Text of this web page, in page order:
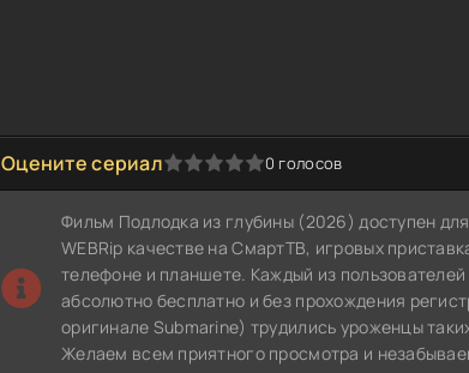
Оцените сериал
1 2 3 4 5 0 голосов
Фильм Подлодка из глубины (2026) доступен
WEBRip качестве на СмартТВ, игровых
телефоне и планшете. Каждый из
абсолютно бесплатно и без прохождения
оригинале Submarine) трудились уроженцы
Желаем всем приятного просмотра и